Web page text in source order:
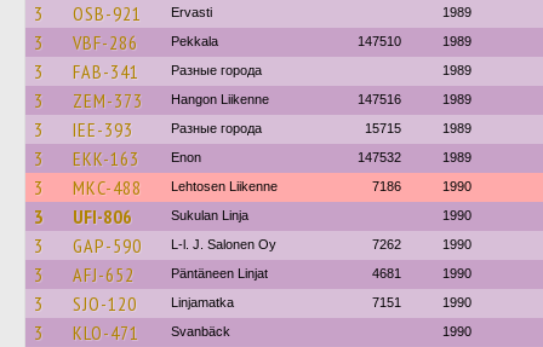
3 OSB-921 Ervasti 1989
3 VBF-286 Pekkala 147510 1989
3 FAB-341 Разные города 1989
3 ZEM-373 Hangon Liikenne 147516 1989
3 IEE-393 Разные города 15715 1989
3 EKK-163 Enon 147532 1989
3 MKC-488 Lehtosen Liikenne 7186 1990
3 UFI-806 Sukulan Linja 1990
3 GAP-590 L-l. J. Salonen Oy 7262 1990
3 AFJ-652 Päntäneen Linjat 4681 1990
3 SJO-120 Linjamatka 7151 1990
3 KLO-471 Svanbäck 1990